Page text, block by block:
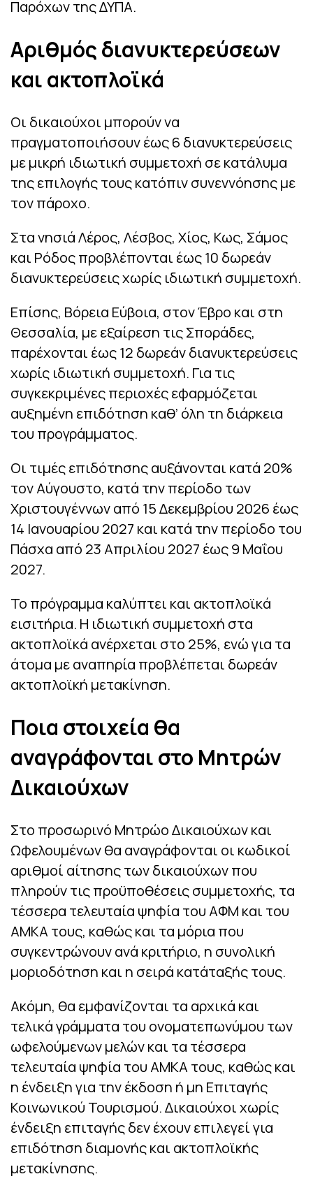
Παρόχων της ΔΥΠΑ.
Αριθμός διανυκτερεύσεων
και ακτοπλοϊκά
Οι δικαιούχοι μπορούν να
πραγματοποιήσουν έως 6 διανυκτερεύσεις
με μικρή ιδιωτική συμμετοχή σε κατάλυμα
της επιλογής τους κατόπιν συνεννόησης με
τον πάροχο.
Στα νησιά Λέρος, Λέσβος, Χίος, Κως, Σάμος
και Ρόδος προβλέπονται έως 10 δωρεάν
διανυκτερεύσεις χωρίς ιδιωτική συμμετοχή.
Επίσης, Βόρεια Εύβοια, στον Έβρο και στη
Θεσσαλία, με εξαίρεση τις Σποράδες,
παρέχονται έως 12 δωρεάν διανυκτερεύσεις
χωρίς ιδιωτική συμμετοχή. Για τις
συγκεκριμένες περιοχές εφαρμόζεται
αυξημένη επιδότηση καθ’ όλη τη διάρκεια
του προγράμματος.
Οι τιμές επιδότησης αυξάνονται κατά 20%
τον Αύγουστο, κατά την περίοδο των
Χριστουγέννων από 15 Δεκεμβρίου 2026 έως
14 Ιανουαρίου 2027 και κατά την περίοδο του
Πάσχα από 23 Απριλίου 2027 έως 9 Μαΐου
2027.
Το πρόγραμμα καλύπτει και ακτοπλοϊκά
εισιτήρια. Η ιδιωτική συμμετοχή στα
ακτοπλοϊκά ανέρχεται στο 25%, ενώ για τα
άτομα με αναπηρία προβλέπεται δωρεάν
ακτοπλοϊκή μετακίνηση.
Ποια στοιχεία θα
αναγράφονται στο Μητρών
Δικαιούχων
Στο προσωρινό Μητρώο Δικαιούχων και
Ωφελουμένων θα αναγράφονται οι κωδικοί
αριθμοί αίτησης των δικαιούχων που
πληρούν τις προϋποθέσεις συμμετοχής, τα
τέσσερα τελευταία ψηφία του ΑΦΜ και του
ΑΜΚΑ τους, καθώς και τα μόρια που
συγκεντρώνουν ανά κριτήριο, η συνολική
μοριοδότηση και η σειρά κατάταξής τους.
Ακόμη, θα εμφανίζονται τα αρχικά και
τελικά γράμματα του ονοματεπωνύμου των
ωφελούμενων μελών και τα τέσσερα
τελευταία ψηφία του ΑΜΚΑ τους, καθώς και
η ένδειξη για την έκδοση ή μη Επιταγής
Κοινωνικού Τουρισμού. Δικαιούχοι χωρίς
ένδειξη επιταγής δεν έχουν επιλεγεί για
επιδότηση διαμονής και ακτοπλοϊκής
μετακίνησης.